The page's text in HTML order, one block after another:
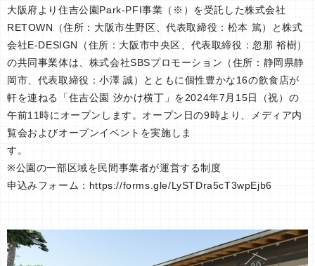
大阪府より住吉公園Park-PFI事業（※）を受託した株式会社
RETOWN（住所：大阪市生野区、代表取締役：松本 篤）と株式
会社E-DESIGN（住所：大阪市中央区、代表取締役：忽那 裕樹）
の共同事業体は、株式会社SBSプロモーション（住所：静岡県静
岡市、代表取締役：小澤 誠）とともに個性豊かな16の飲食店が
軒を連ねる「住吉公園 汐かけ横丁」を2024年7月15日（祝）の
午前11時にオープンします。オープン日の9時より、メディア内
覧会およびオープンイベントを実施しま
す。
※公園の一部区域を民間事業者が運営する制度
申込みフォーム：https://forms.gle/LySTDra5cT3wpEjb6